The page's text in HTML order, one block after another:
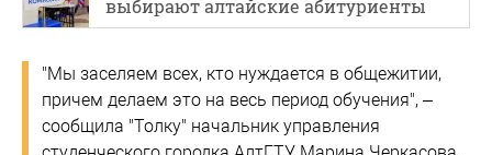
выбирают алтайские абитуриенты
"Мы заселяем всех, кто нуждается в общежитии,
причем делаем это на весь период обучения", –
сообщила "Толку" начальник управления